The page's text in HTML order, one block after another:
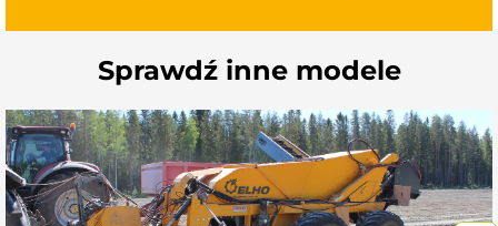
Sprawdź inne modele